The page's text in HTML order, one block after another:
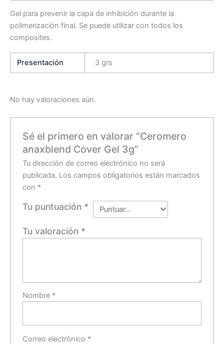
Gel para prevenir la capa de inhibición durante la
polimerización final. Se puede utilizar con todos los
composites.
Presentación 3 grs
No hay valoraciones aún.
Sé el primero en valorar “Ceromero
anaxblend Cover Gel 3g”
Tu dirección de correo electrónico no será
publicada. Los campos obligatorios están marcados
con *
Tu puntuación *
Tu valoración *
Nombre *
Correo electrónico *